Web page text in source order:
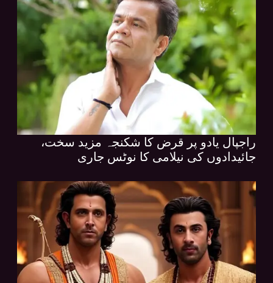
راجپال یادو پر قرض کا شکنجہ مزید سخت،
جائیدادوں کی نیلامی کا نوٹس جاری